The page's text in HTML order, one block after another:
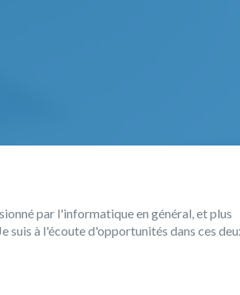
par l'informatique en général, et plus
suis à l'écoute d'opportunités dans ces